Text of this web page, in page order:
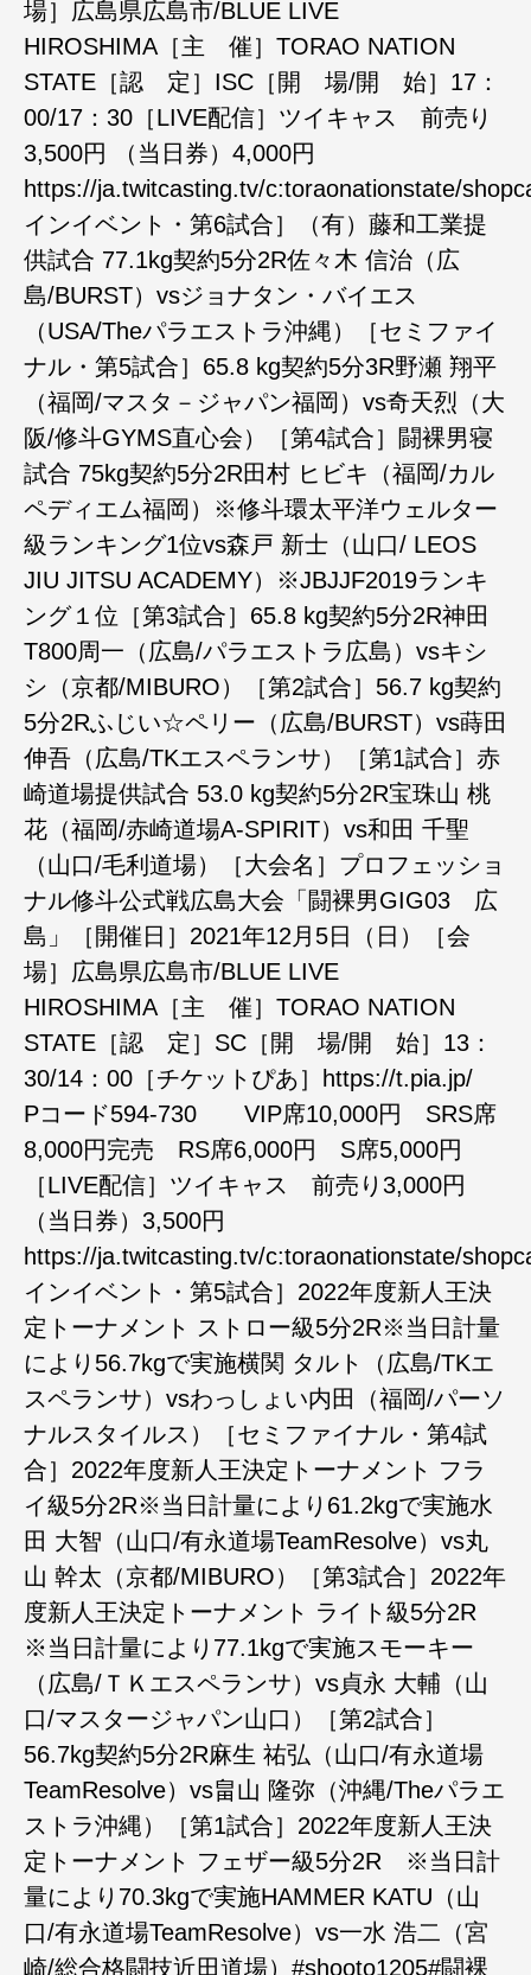
場］広島県広島市/BLUE LIVE
HIROSHIMA［主 催］TORAO NATION
STATE［認 定］ISC［開 場/開 始］17：
00/17：30［LIVE配信］ツイキャス 前売り
3,500円 （当日券）4,000円
https://ja.twitcasting.tv/c:toraonationstate/
インイベント・第6試合］（有）藤和工業提
供試合 77.1kg契約5分2R佐々木 信治（広
島/BURST）vsジョナタン・バイエス
（USA/Theパラエストラ沖縄）［セミファイ
ナル・第5試合］65.8 kg契約5分3R野瀬 翔平
（福岡/マスタ－ジャパン福岡）vs奇天烈（大
阪/修斗GYMS直心会）［第4試合］闘裸男寝
試合 75kg契約5分2R田村 ヒビキ（福岡/カル
ペディエム福岡）※修斗環太平洋ウェルター
級ランキング1位vs森戸 新士（山口/ LEOS
JIU JITSU ACADEMY）※JBJJF2019ランキ
ング１位［第3試合］65.8 kg契約5分2R神田
T800周一（広島/パラエストラ広島）vsキシ
シ（京都/MIBURO）［第2試合］56.7 kg契約
5分2Rふじい☆ペリー（広島/BURST）vs蒔田
伸吾（広島/TKエスペランサ）［第1試合］赤
崎道場提供試合 53.0 kg契約5分2R宝珠山 桃
花（福岡/赤崎道場A-SPIRIT）vs和田 千聖
（山口/毛利道場）［大会名］プロフェッショ
ナル修斗公式戦広島大会「闘裸男GIG03 広
島」［開催日］2021年12月5日（日）［会
場］広島県広島市/BLUE LIVE
HIROSHIMA［主 催］TORAO NATION
STATE［認 定］SC［開 場/開 始］13：
30/14：00［チケットぴあ］https://t.pia.jp/
Pコード594-730 VIP席10,000円 SRS席
8,000円完売 RS席6,000円 S席5,000円
［LIVE配信］ツイキャス 前売り3,000円
（当日券）3,500円
https://ja.twitcasting.tv/c:toraonationstate/
インイベント・第5試合］2022年度新人王決
定トーナメント ストロー級5分2R※当日計量
により56.7kgで実施横関 タルト（広島/TKエ
スペランサ）vsわっしょい内田（福岡/パーソ
ナルスタイルス）［セミファイナル・第4試
合］2022年度新人王決定トーナメント フラ
イ級5分2R※当日計量により61.2kgで実施水
田 大智（山口/有永道場TeamResolve）vs丸
山 幹太（京都/MIBURO）［第3試合］2022年
度新人王決定トーナメント ライト級5分2R
※当日計量により77.1kgで実施スモーキー
（広島/ＴＫエスペランサ）vs貞永 大輔（山
口/マスタージャパン山口）［第2試合］
56.7kg契約5分2R麻生 祐弘（山口/有永道場
TeamResolve）vs畠山 隆弥（沖縄/Theパラエ
ストラ沖縄）［第1試合］2022年度新人王決
定トーナメント フェザー級5分2R ※当日計
量により70.3kgで実施HAMMER KATU（山
口/有永道場TeamResolve）vs一水 浩二（宮
崎/総合格闘技近田道場）#shooto1205#闘裸